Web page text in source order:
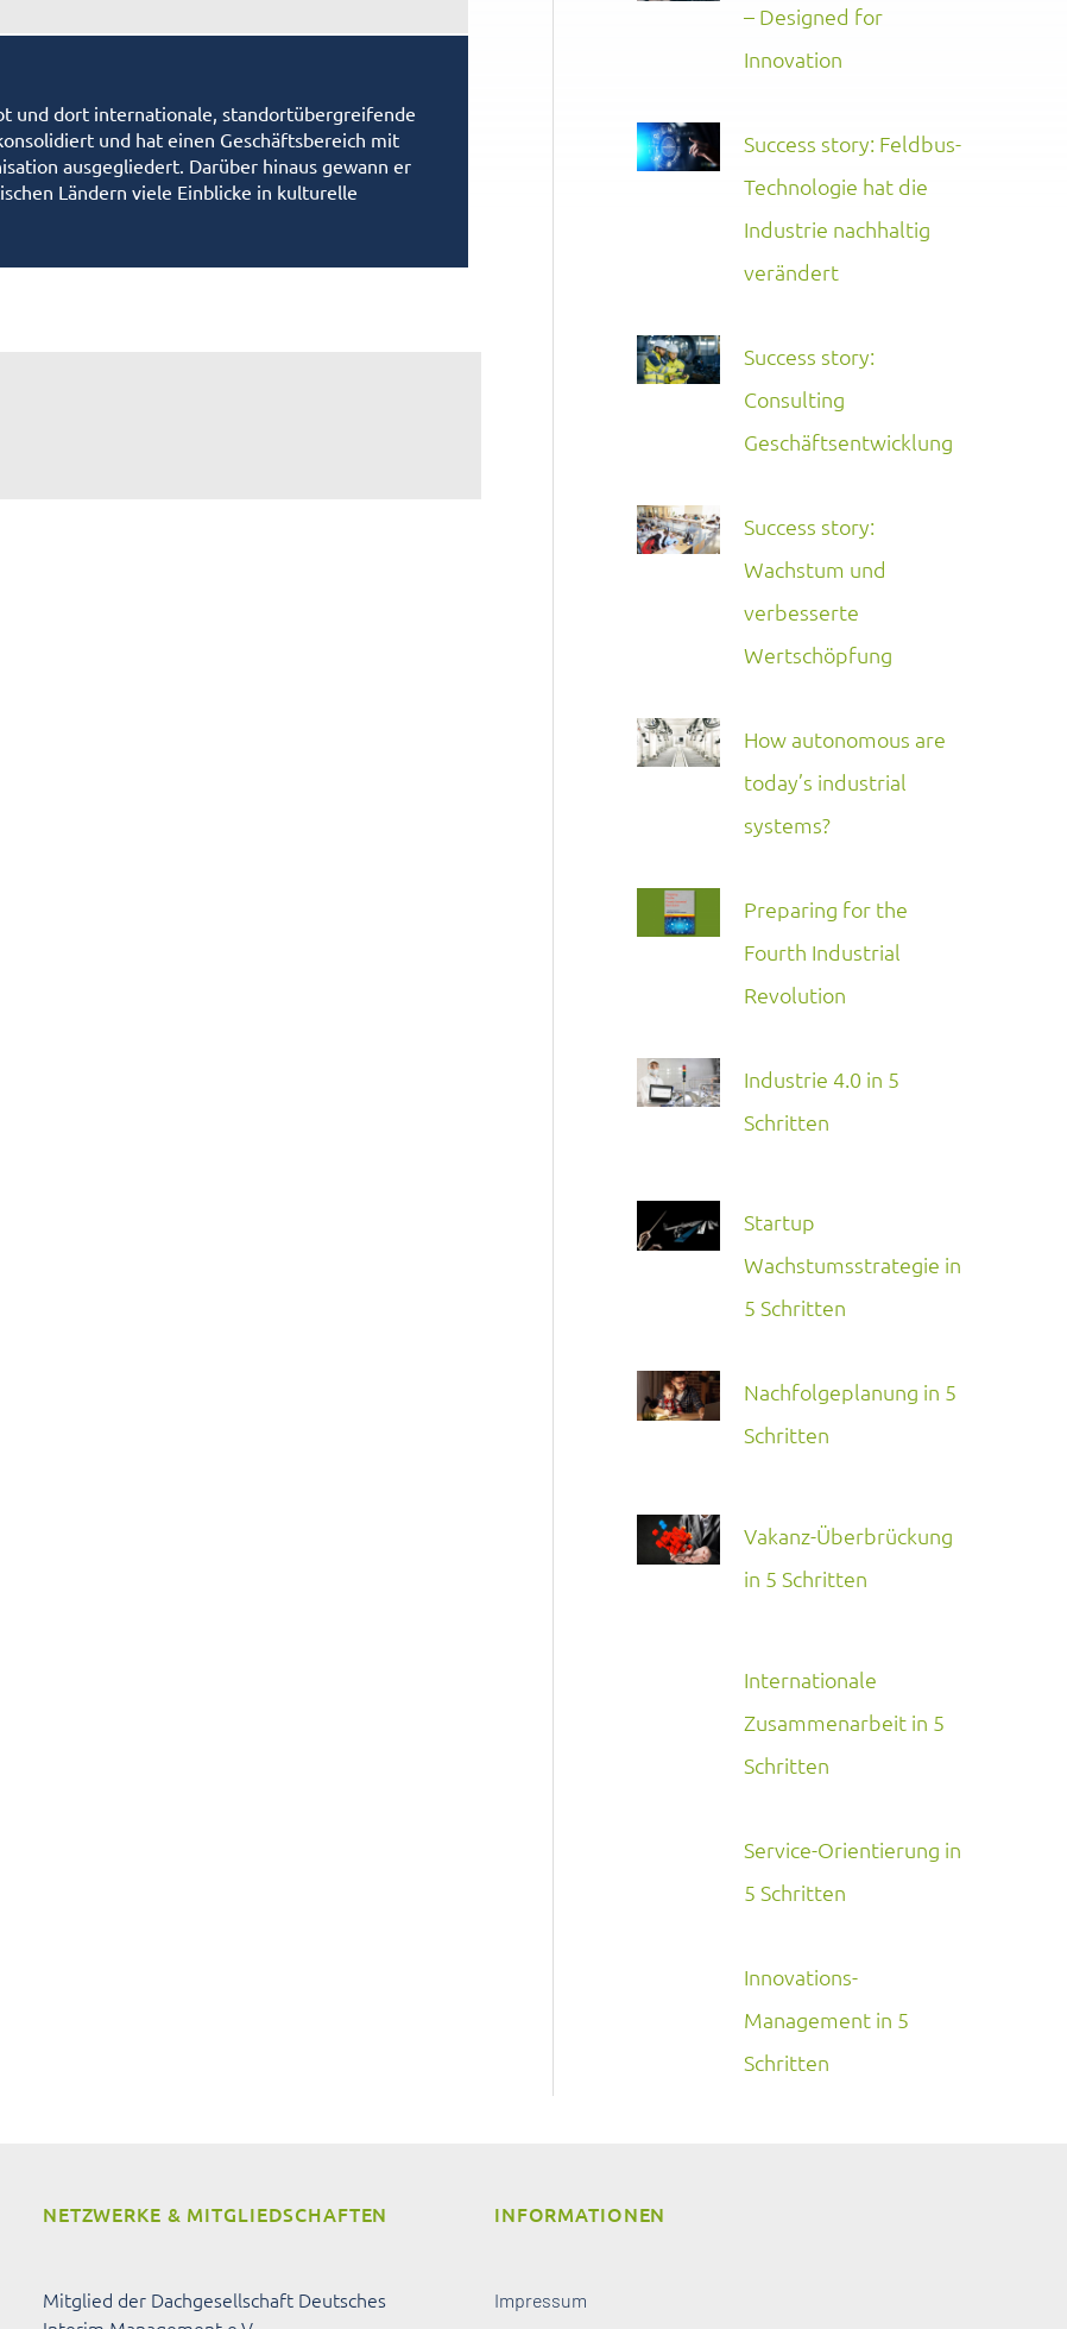
und dort internationale, standortübergreifende
und hat einen Geschäftsbereich mit
ausgegliedert. Darüber hinaus gewann er
Ländern viele Einblicke in kulturelle
– Designed for
Innovation
Success story: Feldbus-
Technologie hat die
Industrie nachhaltig
verändert
Success story:
Consulting
Geschäftsentwicklung
Success story:
Wachstum und
verbesserte
Wertschöpfung
How autonomous are
today’s industrial
systems?
Preparing for the
Fourth Industrial
Revolution
Industrie 4.0 in 5
Schritten
Startup
Wachstumsstrategie in
5 Schritten
Nachfolgeplanung in 5
Schritten
Vakanz-Überbrückung
in 5 Schritten
Internationale
Zusammenarbeit in 5
Schritten
Service-Orientierung in
5 Schritten
Innovations-
Management in 5
Schritten
NETZWERKE & MITGLIEDSCHAFTEN
Mitglied der Dachgesellschaft Deutsches
INFORMATIONEN
Impressum